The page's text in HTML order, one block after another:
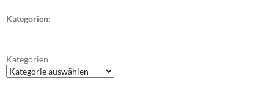
Kategorien:
Kategorien